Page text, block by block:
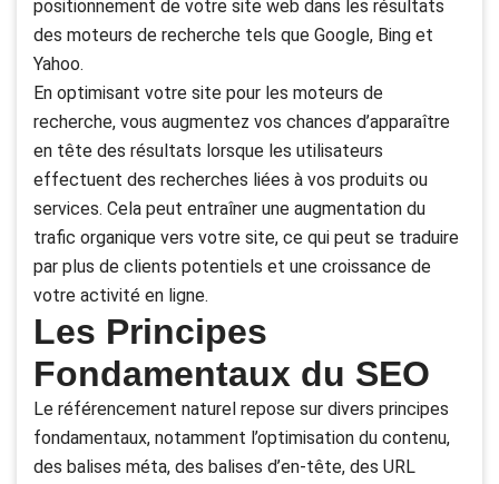
positionnement de votre site web dans les résultats
des moteurs de recherche tels que Google, Bing et
Yahoo.
En optimisant votre site pour les moteurs de
recherche, vous augmentez vos chances d’apparaître
en tête des résultats lorsque les utilisateurs
effectuent des recherches liées à vos produits ou
services. Cela peut entraîner une augmentation du
trafic organique vers votre site, ce qui peut se traduire
par plus de clients potentiels et une croissance de
votre activité en ligne.
Les Principes
Fondamentaux du SEO
Le référencement naturel repose sur divers principes
fondamentaux, notamment l’optimisation du contenu,
des balises méta, des balises d’en-tête, des URL